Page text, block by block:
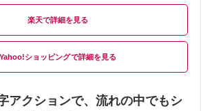
楽天
Yahoo!ショッピング
アクションで、流れの中でもシ